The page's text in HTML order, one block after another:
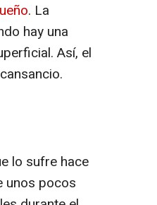
. La
hay una
Así, el
lo sufre hace
unos pocos